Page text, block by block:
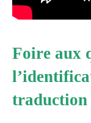
Foire aux
traduction